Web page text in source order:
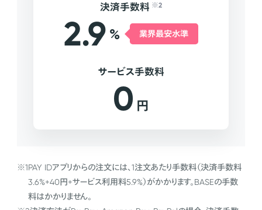
決済手数料 ※2
2.9 % 業界最安水準
サービス手数料
0 円
※1PAY IDアプリからの注文には、1注文あたり手数料（決済手数料
3.6%+40円+サービス利用料5.9%）がかかります。BASEの手数
料はかかりません。